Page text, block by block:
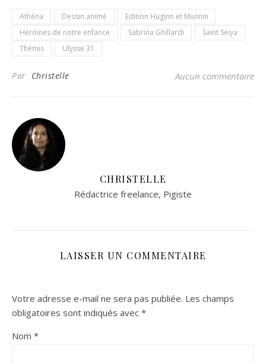
Athéna Dessin animé
Edition Huginn et Munnin
Héroïnes de notre enfance
Sabrina Ghillardi
Saint Seiya
Thémis
Ulysse 31
Par Christelle Aucun commentaire
CHRISTELLE
Rédactrice freelance, Pigiste
LAISSER UN COMMENTAIRE
Votre adresse e-mail ne sera pas publiée. Les champs
obligatoires sont indiqués avec *
Nom *